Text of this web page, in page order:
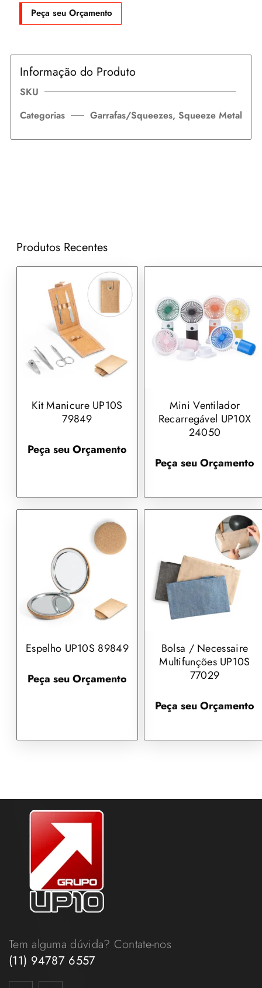
Peça seu Orçamento
Informação do Produto
SKU
Categorias
Garrafas/Squeezes, Squeeze Metal
Produtos Recentes
Kit Manicure UP10S
79849
Peça seu Orçamento
Mini Ventilador
Recarregável UP10X
24050
Peça seu Orçamento
Espelho UP10S 89849
Peça seu Orçamento
Bolsa / Necessaire
Multifunções UP10S
77029
Peça seu Orçamento
Tem alguma dúvida? Contate-nos
(11) 94787 6557